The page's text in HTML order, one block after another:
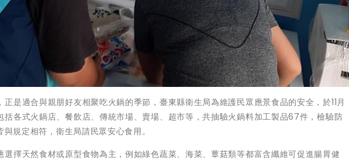
是適合與親朋好友相聚吃火鍋的季節，臺東縣衛生局為維護民眾應景食品的安全，於11月
括各式火鍋店、餐飲店、傳統市場、賣場、超市等，共抽驗火鍋料加工製品67件，檢驗防
規定相符，衛生局請民眾安心食用。
擇天然食材或原型食物為主，例如綠色蔬菜、海菜、蕈菇類等都富含纖維可促進腸胃健